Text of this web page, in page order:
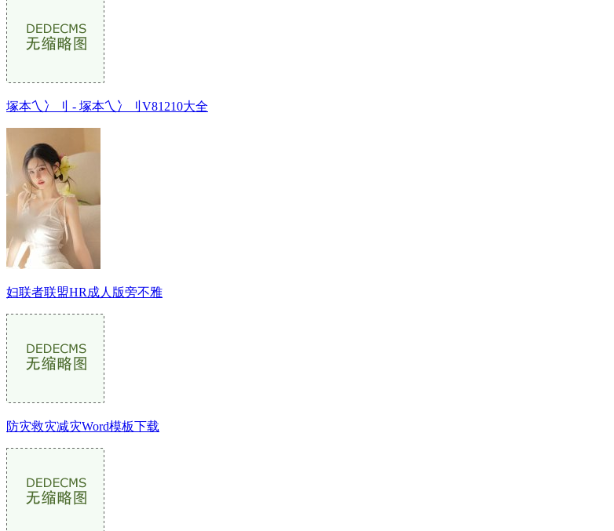
塚本乀冫刂 - 塚本乀冫刂V81210大全
妇联者联盟HR成⼈版旁不雅
防灾救灾减灾Word模板下载